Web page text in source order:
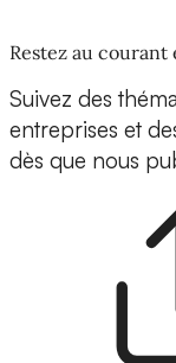
Restez au courant
Suivez des
entreprises et
dès que nous